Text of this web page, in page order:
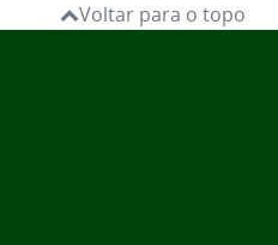
Voltar para o topo